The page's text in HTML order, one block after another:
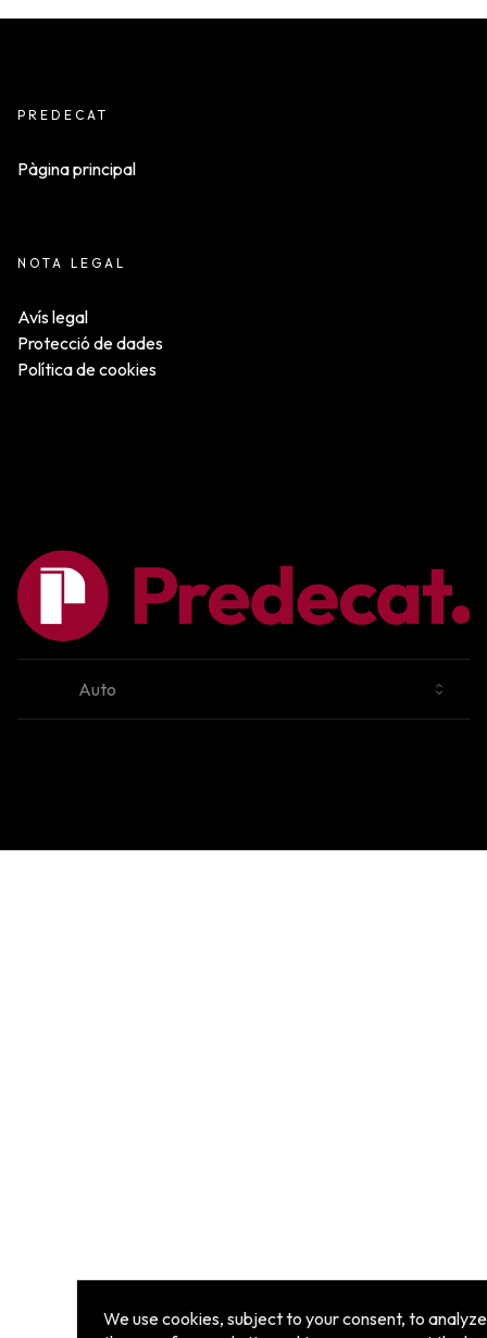
PREDECAT
Pàgina principal
NOTA LEGAL
Avís legal
Protecció de dades
Política de cookies
Cambiar tema
We use cookies, subject to your consent, to analyze